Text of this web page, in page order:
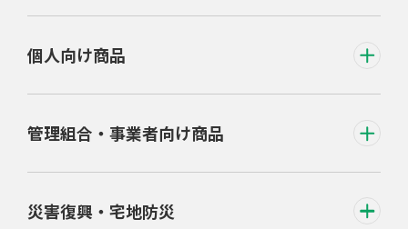
個人向け商品
管理組合・事業者向け商品
災害復興・宅地防災